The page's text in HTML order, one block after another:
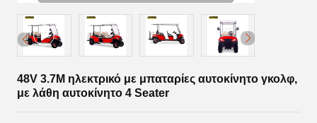
48V 3.7M ηλεκτρικό με μπαταρίες αυτοκίνητο γκολφ,
με λάθη αυτοκίνητο 4 Seater